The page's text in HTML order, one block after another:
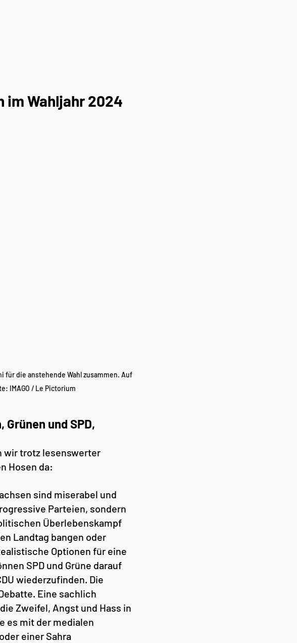
im Wahljahr 2024
für die anstehende Wahl zusammen. Auf
IMAGO / Le Pictorium
und SPD,
wir trotz lesenswerter
Hosen da:
sind miserabel und
Parteien, sondern
Überlebenskampf
Landtag bangen oder
Optionen für eine
SPD und Grüne darauf
wiederzufinden. Die
Eine sachlich
Zweifel, Angst und Hass in
es mit der medialen
einer Sahra